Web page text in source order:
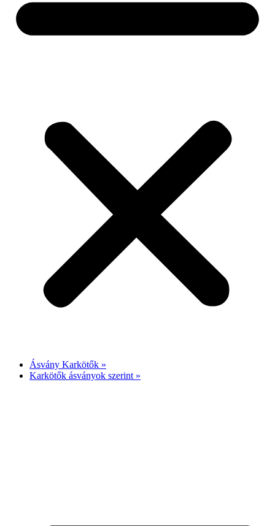
Ásvány Karkötők »
Karkötők ásványok szerint »